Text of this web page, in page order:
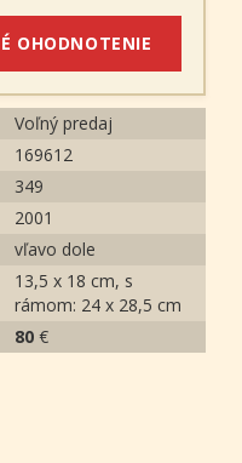
OHODNOTENIE
Voľný predaj
169612
349
2001
vľavo dole
13,5 x 18 cm, s
rámom: 24 x 28,5 cm
80 €